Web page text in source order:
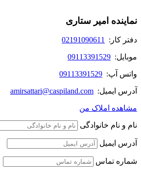
نماینده امیر ستاری
دفتر کار: 02191090611
موبایل: 09113391529
واتس آپ: 09113391529
آدرس ایمیل: amirsattari@caspiland.com
مشاهده املاک من
نام و نام خانوادگی
آدرس ایمیل
شماره تماس